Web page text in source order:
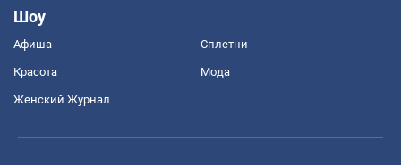
Шоу
Афиша Сплетни
Красота Мода
Женский Журнал